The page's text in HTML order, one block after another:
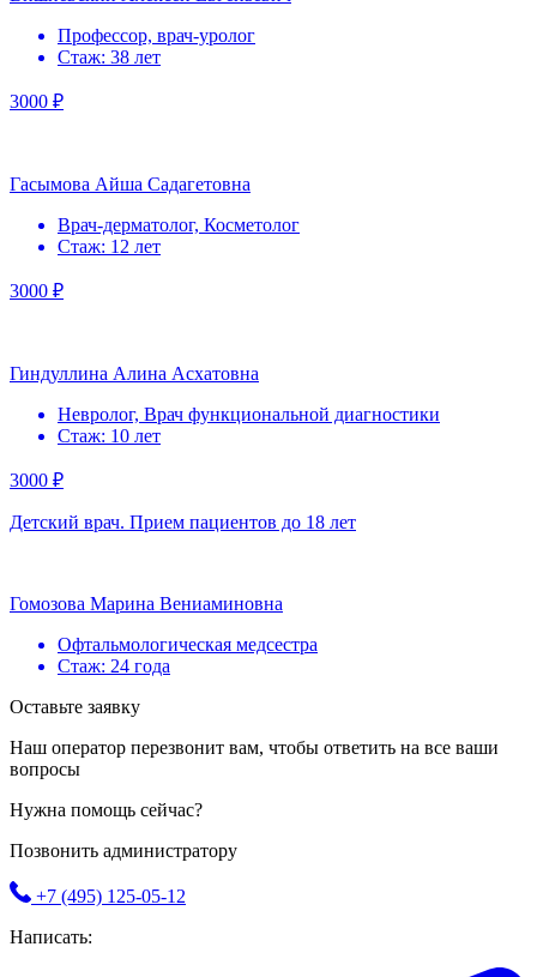
Профессор, врач-уролог
Стаж: 38 лет
3000 ₽
Гасымова Айша Садагетовна
Врач-дерматолог, Косметолог
Стаж: 12 лет
3000 ₽
Гиндуллина Алина Асхатовна
Невролог, Врач функциональной диагностики
Стаж: 10 лет
3000 ₽
Детский врач. Прием пациентов до 18 лет
Гомозова Марина Вениаминовна
Офтальмологическая медсестра
Стаж: 24 года
Оставьте заявку
Наш оператор перезвонит вам, чтобы ответить на все ваши
вопросы
Нужна помощь сейчас?
Позвонить администратору
+7 (495) 125-05-12
Написать: